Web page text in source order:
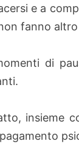
e a
fanno
di
insieme